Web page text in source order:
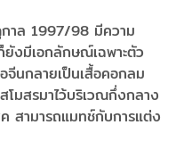
กาล 1997/98 มีความ
งมีเอกลักษณ์เฉพาะตัว
จีนกลายเป็นเสื้อคอกลม
โมสรมาไว้บริเวณกึ่งกลาง
สามารถแมทช์กับการแต่ง